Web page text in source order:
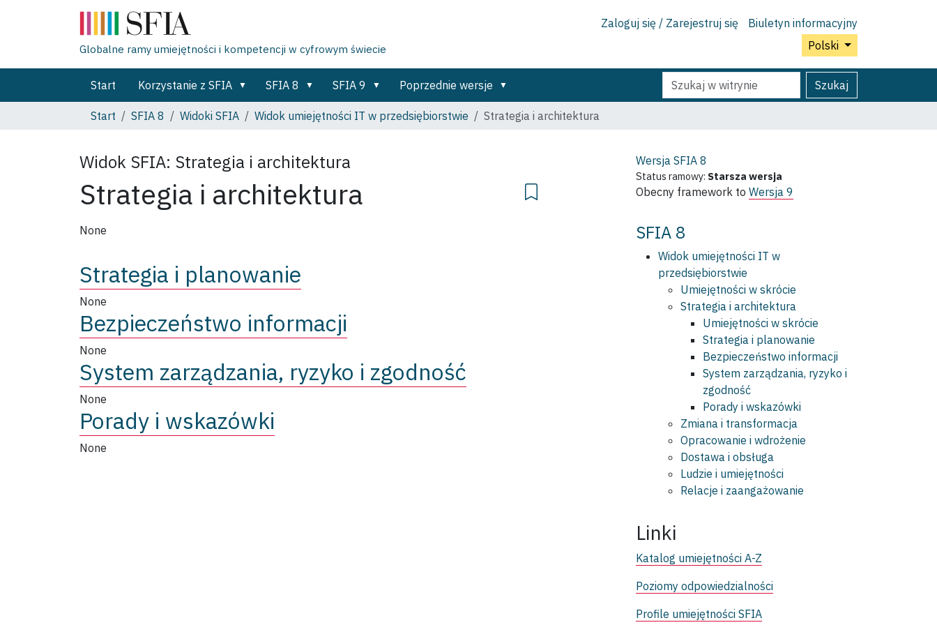
Zaloguj się / Zarejestruj się
Biuletyn informacyjny
Polski
Globalne ramy umiejętności i kompetencji w cyfrowym świecie
Start Korzystanie z SFIA SFIA 8 SFIA 9 Poprzednie wersje Szukaj Szukaj
Wyszukiwanie
Zaawansowane...
Start
SFIA 8 Widoki SFIA Widok umiejętności IT w przedsiębiorstwie Strategia i architektura
Widok SFIA: Strategia i architektura
Strategia i architektura
None
Strategia i planowanie
None
Bezpieczeństwo informacji
None
System zarządzania, ryzyko i zgodność
None
Porady i wskazówki
None
Wersja SFIA 8
Status ramowy: Starsza wersja
Obecny framework to Wersja 9
SFIA 8
Widok umiejętności IT w
przedsiębiorstwie
Umiejętności w skrócie
Strategia i architektura
Umiejętności w skrócie
Strategia i planowanie
Bezpieczeństwo informacji
System zarządzania, ryzyko i
zgodność
Porady i wskazówki
Zmiana i transformacja
Opracowanie i wdrożenie
Dostawa i obsługa
Ludzie i umiejętności
Relacje i zaangażowanie
Linki
Katalog umiejętności A-Z
Poziomy odpowiedzialności
Profile umiejętności SFIA